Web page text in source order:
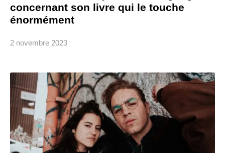
concernant son livre qui le touche
énormément
2 novembre 2023